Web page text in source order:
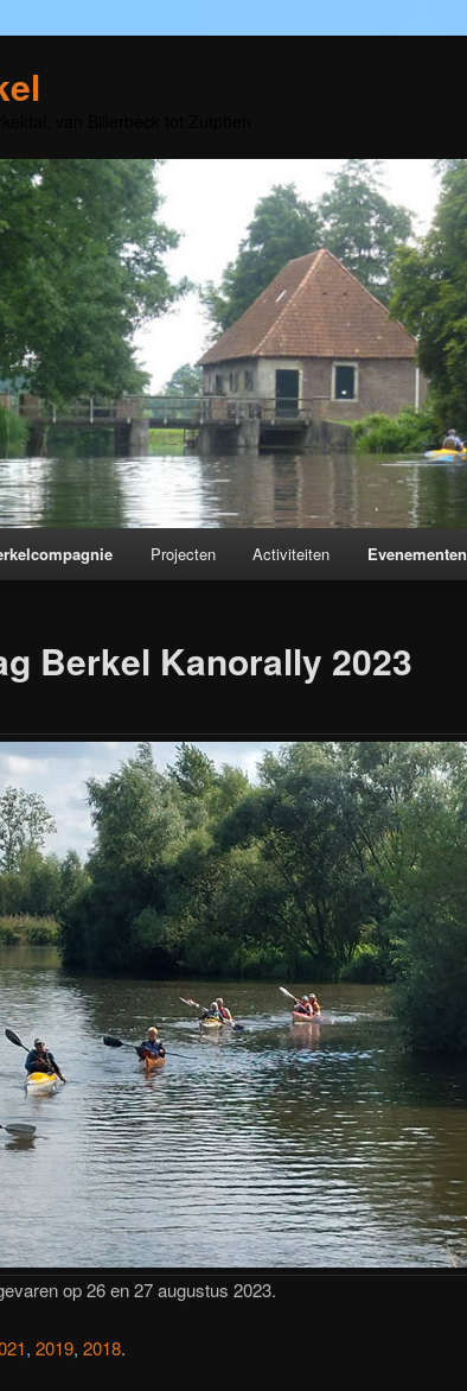
Projecten Activiteiten Evenementen
Berkel Kanorally 2023
op 26 en 27 augustus 2023.
,2019,2018.